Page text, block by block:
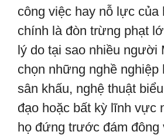
công việc hay nỗ lực của
chính là đòn trừng phạt
lý do tại sao nhiều người
chọn những nghề nghiệp
sân khấu, nghệ thuật
đạo hoặc bất kỳ lĩnh vực
họ đứng trước đám đông